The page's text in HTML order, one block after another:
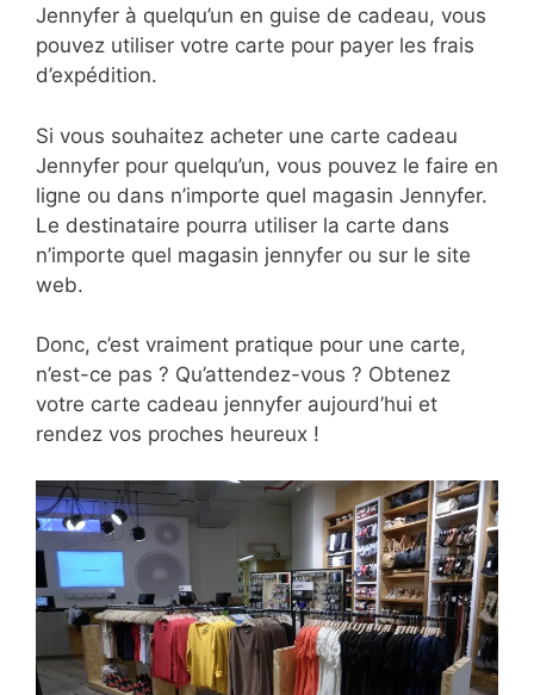
Jennyfer à quelqu’un en guise de cadeau, vous
pouvez utiliser votre carte pour payer les frais
d’expédition.
Si vous souhaitez acheter une carte cadeau
Jennyfer pour quelqu’un, vous pouvez le faire en
ligne ou dans n’importe quel magasin Jennyfer.
Le destinataire pourra utiliser la carte dans
n’importe quel magasin jennyfer ou sur le site
web.
Donc, c’est vraiment pratique pour une carte,
n’est-ce pas ? Qu’attendez-vous ? Obtenez
votre carte cadeau jennyfer aujourd’hui et
rendez vos proches heureux !